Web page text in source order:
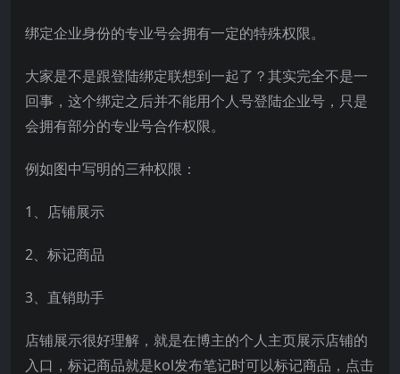
绑定企业身份的专业号会拥有一定的特殊权限。
大家是不是跟登陆绑定联想到一起了？其实完全不是一
回事，这个绑定之后并不能用个人号登陆企业号，只是
会拥有部分的专业号合作权限。
例如图中写明的三种权限：
1、店铺展示
2、标记商品
3、直销助手
店铺展示很好理解，就是在博主的个人主页展示店铺的
入口，标记商品就是kol发布笔记时可以标记商品，点击